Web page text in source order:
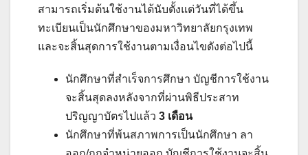
สามารถเริ่มต้นใช้งานได้นับตั้งแต่วันที่ได้ขึ้น
ทะเบียนเป็นนักศึกษาของมหาวิทยาลัยกรุงเทพ
และจะสิ้นสุดการใช้งานตามเงื่อนไขดังต่อไปนี้
นักศึกษาที่สำเร็จการศึกษา บัญชีการใช้งาน
จะสิ้นสุดลงหลังจากที่ผ่านพิธีประสาท
ปริญญาบัตรไปแล้ว 3 เดือน
นักศึกษาที่พ้นสภาพการเป็นนักศึกษา ลา